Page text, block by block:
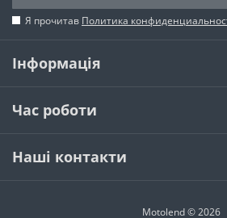
Я прочитав Политика
Інформація
Час роботи
Наші контакти
Motolend © 2026